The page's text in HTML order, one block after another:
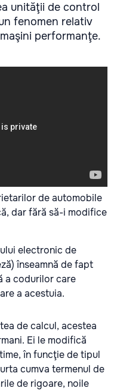
unităţii de control
fenomen relativ
performanţe.
de automobile
dar fără să-i modifice
electronic de
înseamnă de fapt
a codurilor care
a acestuia.
de calcul, acestea
Ei le modifică
în funcţie de tipul
cumva termenul de
de rigoare, noile